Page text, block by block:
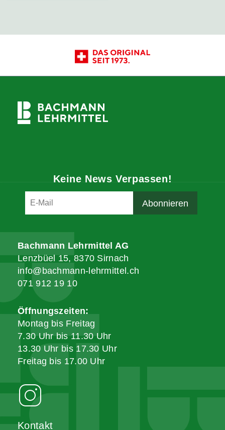
Keine News Verpassen!
Kontakt
Bachmann Lehrmittel AG
Lenzbüel 15, 8370 Sirnach
info@bachmann-lehrmittel.ch
071 912 19 10
Öffnungszeiten:
Montag bis Freitag
7.30 Uhr bis 11.30 Uhr
13.30 Uhr bis 17.30 Uhr
Freitag bis 17.00 Uhr